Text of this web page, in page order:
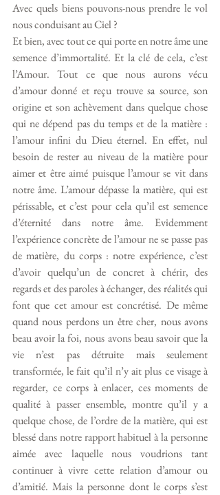
Avec quels biens pouvons-nous prendre le vol
nous conduisant au Ciel ?
Et bien, avec tout ce qui porte en notre âme une
semence d’immortalité. Et la clé de cela, c’est
l’Amour. Tout ce que nous aurons vécu
d’amour donné et reçu trouve sa source, son
origine et son achèvement dans quelque chose
qui ne dépend pas du temps et de la matière :
l’amour infini du Dieu éternel. En effet, nul
besoin de rester au niveau de la matière pour
aimer et être aimé puisque l’amour se vit dans
notre âme. L’amour dépasse la matière, qui est
périssable, et c’est pour cela qu’il est semence
d’éternité dans notre âme. Evidemment
l’expérience concrète de l’amour ne se passe pas
de matière, du corps : notre expérience, c’est
d’avoir quelqu’un de concret à chérir, des
regards et des paroles à échanger, des réalités qui
font que cet amour est concrétisé. De même
quand nous perdons un être cher, nous avons
beau avoir la foi, nous avons beau savoir que la
vie n’est pas détruite mais seulement
transformée, le fait qu’il n’y ait plus ce visage à
regarder, ce corps à enlacer, ces moments de
qualité à passer ensemble, montre qu’il y a
quelque chose, de l’ordre de la matière, qui est
blessé dans notre rapport habituel à la personne
aimée avec laquelle nous voudrions tant
continuer à vivre cette relation d’amour ou
d’amitié. Mais la personne dont le corps s’est